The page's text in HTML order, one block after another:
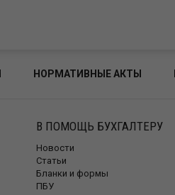
НОРМАТИВНЫЕ АКТЫ
В ПОМОЩЬ БУХГАЛТЕРУ
Новости
Статьи
Бланки и формы
ПБУ